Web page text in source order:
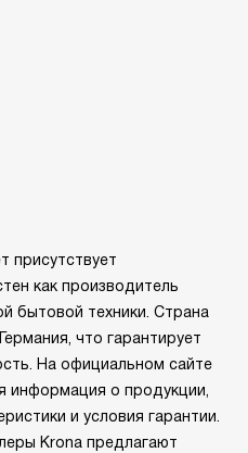
присутствует
как производитель
бытовой техники. Страна
что гарантирует
На официальном сайте
информация о продукции,
и условия гарантии.
Krona предлагают